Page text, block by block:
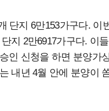
단지 6만153가구다. 이
지 2만6917가구다. 이
인 신청을 하면 분양가
내년 4월 안에 분양이